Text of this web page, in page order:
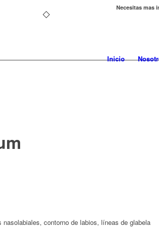
Necesitas mas
Inicio
contorno de labios, líneas de glabela